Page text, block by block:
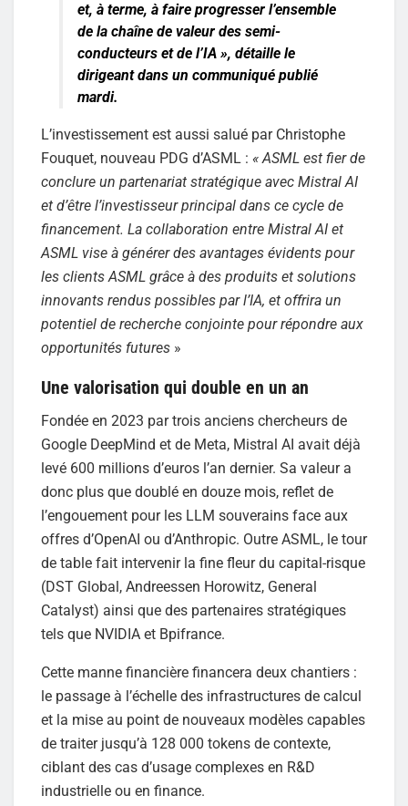
et, à terme, à faire progresser l’ensemble
de la chaîne de valeur des semi-
conducteurs et de l’IA », détaille le
dirigeant dans un communiqué publié
mardi.
L’investissement est aussi salué par Christophe
Fouquet, nouveau PDG d’ASML : « ASML est fier de
conclure un partenariat stratégique avec Mistral AI
et d’être l’investisseur principal dans ce cycle de
financement. La collaboration entre Mistral AI et
ASML vise à générer des avantages évidents pour
les clients ASML grâce à des produits et solutions
innovants rendus possibles par l’IA, et offrira un
potentiel de recherche conjointe pour répondre aux
opportunités futures »
Une valorisation qui double en un an
Fondée en 2023 par trois anciens chercheurs de
Google DeepMind et de Meta, Mistral AI avait déjà
levé 600 millions d’euros l’an dernier. Sa valeur a
donc plus que doublé en douze mois, reflet de
l’engouement pour les LLM souverains face aux
offres d’OpenAI ou d’Anthropic. Outre ASML, le tour
de table fait intervenir la fine fleur du capital-risque
(DST Global, Andreessen Horowitz, General
Catalyst) ainsi que des partenaires stratégiques
tels que NVIDIA et Bpifrance.
Cette manne financière financera deux chantiers :
le passage à l’échelle des infrastructures de calcul
et la mise au point de nouveaux modèles capables
de traiter jusqu’à 128 000 tokens de contexte,
ciblant des cas d’usage complexes en R&D
industrielle ou en finance.